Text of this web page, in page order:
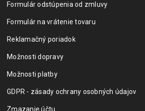
Formulár odstúpenia od zmluvy
Formulár na vrátenie tovaru
Reklamačný poriadok
Možnosti dopravy
Možnosti platby
GDPR - zásady ochrany osobných údajov
Zmazanie účtu